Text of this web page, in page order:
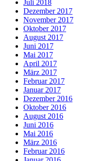
Juli 2018
Dezember 2017
November 2017
Oktober 2017
August 2017
Juni 2017
Mai 2017
April 2017
März 2017
Februar 2017
Januar 2017
Dezember 2016
Oktober 2016
August 2016
Juni 2016
Mai 2016
März 2016
Februar 2016